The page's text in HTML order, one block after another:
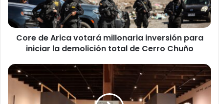
A
i
o
t
Core de Arica votará millonaria inversión para
iniciar la demolición total de Cerro Chuño
C
a